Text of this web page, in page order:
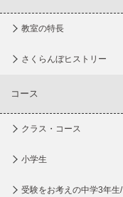
教室の特長
さくらんぼヒストリー
コース
クラス・コース
小学生
受験をお考えの中学3年生/